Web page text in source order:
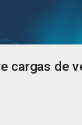
cargas de